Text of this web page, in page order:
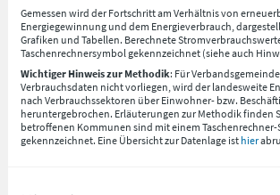
Gemessen wird der Fortschritt am Verhältnis von
Energiegewinnung und dem Energieverbrauch,
Grafiken und Tabellen. Berechnete
Taschenrechnersymbol gekennzeichnet (siehe auch
Wichtiger Hinweis zur Methodik: Für
Verbrauchsdaten nicht vorliegen, wird der landesweite
nach Verbrauchssektoren über Einwohner- bzw.
heruntergebrochen. Erläuterungen zur Methodik finden
betroffenen Kommunen sind mit einem Taschenrechner-
gekennzeichnet. Eine Übersicht zur Datenlage ist hier